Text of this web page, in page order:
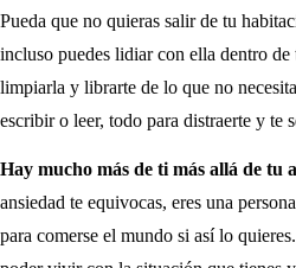
Pueda que no quieras salir de tu
incluso puedes lidiar con ella dentro
limpiarla y librarte de lo que no
escribir o leer, todo para distraerte y te
Hay mucho más de ti más allá de tu
ansiedad te equivocas, eres una
para comerse el mundo si así lo